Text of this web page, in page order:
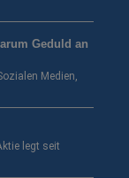
Geduld an
Medien,
legt seit